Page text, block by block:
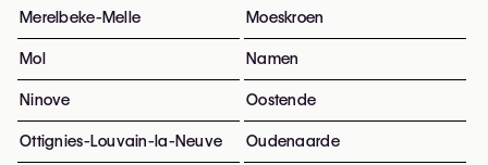
Merelbeke-Melle Moeskroen
Mol Namen
Ninove Oostende
Ottignies-Louvain-la-Neuve Oudenaarde